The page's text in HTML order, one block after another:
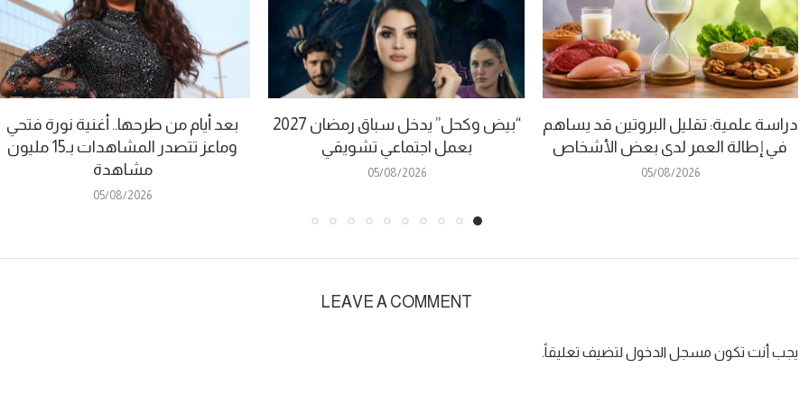
دراسة علمية: تقليل البروتين قد يساهم
في إطالة العمر لدى بعض الأشخاص
05/08/2026
“بيض وكحل” يدخل سباق رمضان 2027
بعمل اجتماعي تشويقي
05/08/2026
بعد أيام من طرحها.. أغنية نورة فتحي
وماعز تتصدر المشاهدات بـ15 مليون
مشاهدة
05/08/2026
LEAVE A COMMENT
يجب أنت تكون مسجل الدخول لتضيف تعليقاً.